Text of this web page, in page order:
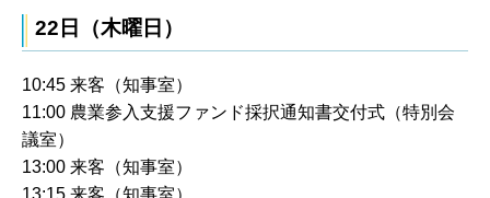
22日（木曜日）
10:45 来客（知事室）
11:00 農業参入支援ファンド採択通知書交付式（特別会
議室）
13:00 来客（知事室）